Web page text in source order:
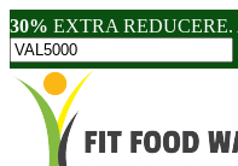
30% EXTRA REDUCERE.